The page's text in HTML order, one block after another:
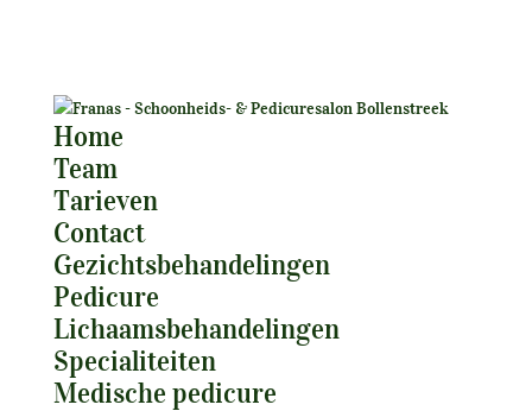
Home
Team
Tarieven
Contact
Gezichtsbehandelingen
Pedicure
Lichaamsbehandelingen
Specialiteiten
Medische pedicure